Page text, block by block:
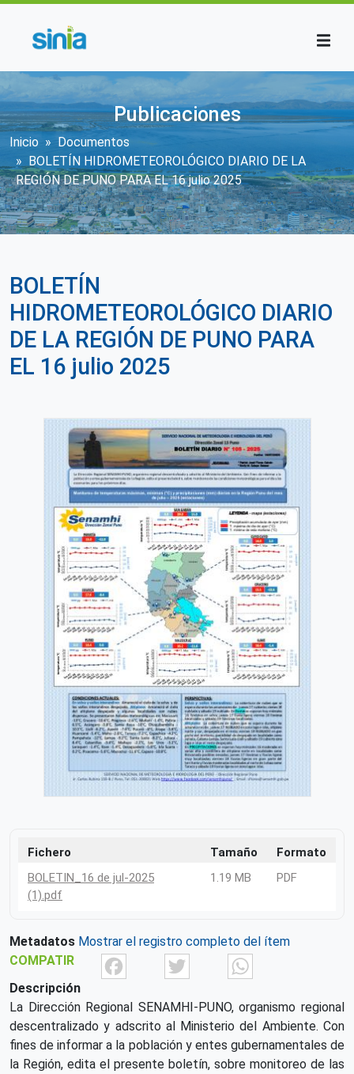
Publicaciones
Sobrescribir enlaces de ayuda a la
Inicio
Documentos
BOLETÍN HIDROMETEOROLÓGICO DIARIO DE LA
REGIÓN DE PUNO PARA EL 16 julio 2025
BOLETÍN
HIDROMETEOROLÓGICO DIARIO
DE LA REGIÓN DE PUNO PARA
EL 16 julio 2025
Fichero Tamaño
Formato
BOLETIN_16 de jul-2025
(1).pdf
1.19 MB PDF
Metadatos Mostrar el registro completo del ítem
COMPATIR
FacebookTwitter
Descripción
La Dirección Regional SENAMHI-PUNO, organismo regional
descentralizado y adscrito al Ministerio del Ambiente. Con
fines de informar a la población y entes gubernamentales de
la Región, edita el presente boletín, sobre monitoreo de las